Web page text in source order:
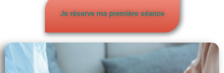
Je réserve ma première séance